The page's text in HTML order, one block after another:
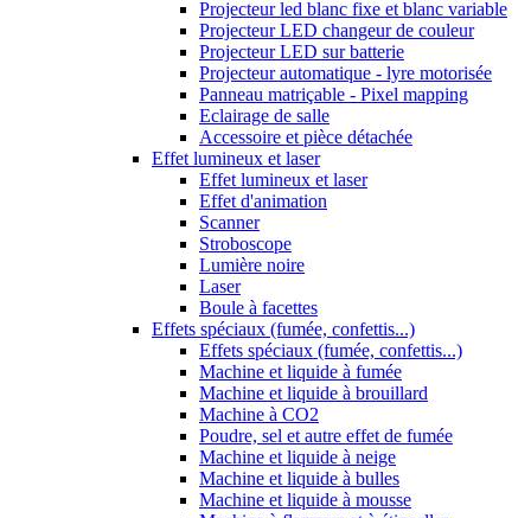
Projecteur led blanc fixe et blanc variable
Projecteur LED changeur de couleur
Projecteur LED sur batterie
Projecteur automatique - lyre motorisée
Panneau matriçable - Pixel mapping
Eclairage de salle
Accessoire et pièce détachée
Effet lumineux et laser
Effet lumineux et laser
Effet d'animation
Scanner
Stroboscope
Lumière noire
Laser
Boule à facettes
Effets spéciaux (fumée, confettis...)
Effets spéciaux (fumée, confettis...)
Machine et liquide à fumée
Machine et liquide à brouillard
Machine à CO2
Poudre, sel et autre effet de fumée
Machine et liquide à neige
Machine et liquide à bulles
Machine et liquide à mousse